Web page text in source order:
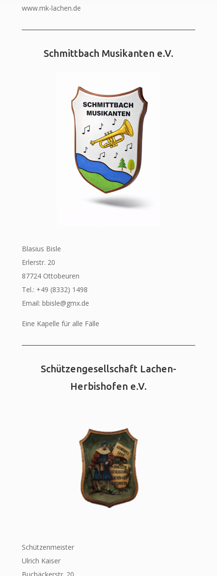
www.mk-lachen.de
Schmittbach Musikanten e.V.
Blasius Bisle
Erlerstr. 20
87724 Ottobeuren
Tel.: +49 (8332) 1498
Email: bbisle@gmx.de
Eine Kapelle für alle Fälle
Schützengesellschaft Lachen-
Herbishofen e.V.
Schützenmeister
Ulrich Kaiser
Buchäckerstr. 20